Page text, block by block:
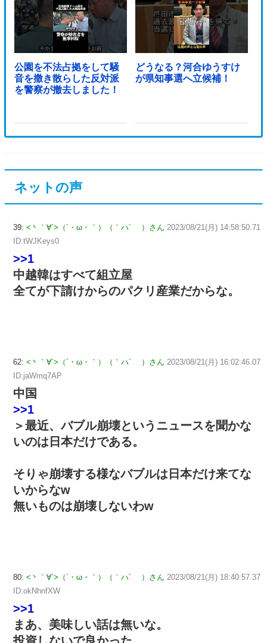
公園を不法占拠をして騒
音を撒き散らした反対派
を警察が撤去しました！
どうなる？河合ゆうすけ
が県知事選へ立候補！
ネットの声
39: <丶｀∀´>（´・ω・｀）（｀ハ´ ）さん 2023/08/21(月) 14:58:50.71
ID:tWJKeys0
>>1
中越韓はすべて組立屋
全てが下請けからのパクリ産業だからな。
62: <丶｀∀´>（´・ω・｀）（｀ハ´ ）さん 2023/08/21(月) 16:02:46.07
ID:jaWmq7AP
中国
>>1
＞最近、バブル崩壊というニュースを聞かな
いのは日本だけである。
そりゃ崩壊する様なバブルは日本だけ来てな
いからなw
無いものは崩壊しないわw
80: <丶｀∀´>（´・ω・｀）（｀ハ´ ）さん 2023/08/21(月) 18:40:57.37
ID:okNhnfXW
>>1
まあ、美味しい話は無いな。